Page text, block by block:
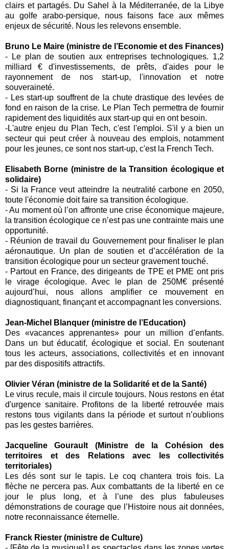
clairs et partagés. Du Sahel à la Méditerranée, de la Libye
au golfe arabo-persique, nous faisons face aux mêmes
enjeux de sécurité. Nous les relevons ensemble.
Bruno Le Maire (ministre de l’Economie et des Finances)
-
Le plan de soutien aux entreprises technologiques. 1,2
milliard € d'investissements, de prêts, d'aides pour le
rayonnement de nos start-up, l'innovation et notre
souveraineté.
- Les start-up souffrent de la chute drastique des levées de
fond en raison de la crise. Le Plan Tech permettra de fournir
rapidement des liquidités aux start-up qui en ont besoin.
-L'autre enjeu du Plan Tech, c'est l'emploi. S'il y a bien un
secteur qui peut créer à nouveau des emplois, notamment
pour les jeunes, ce sont nos start-up, c'est la French Tech.
Elisabeth Borne (ministre de la Transition écologique et
solidaire)
- Si la France veut atteindre la neutralité carbone en 2050,
toute l'économie doit faire sa transition écologique.
-Au moment où l’on affronte une crise économique majeure,
la transition écologique ce n’est pas une contrainte mais une
opportunité.
- Réunion de travail du Gouvernement pour finaliser le plan
aéronautique. Un plan de soutien et d’accélération de la
transition écologique pour un secteur gravement touché.
- Partout en France, des dirigeants de TPE et PME ont pris
le virage écologique. Avec le plan de 250M€ présenté
aujourd’hui, nous allons amplifier ce mouvement en
diagnostiquant, finançant et accompagnant les conversions.
Jean-Michel Blanquer (ministre de l’Education)
Des «vacances apprenantes» pour un million d’enfants.
Dans un but éducatif, écologique et social. En soutenant
tous les acteurs, associations, collectivités et en innovant
par des dispositifs attractifs.
Olivier Véran (ministre de la Solidarité et de la Santé)
Le virus recule, mais il circule toujours. Nous restons en état
d'urgence sanitaire. Profitons de la liberté retrouvée mais
restons tous vigilants dans la période et surtout n’oublions
pas les gestes barrières.
Jacqueline Gourault (Ministre de la Cohésion des
territoires et des Relations avec les collectivités
territoriales)
Les dés sont sur le tapis. Le coq chantera trois fois. La
flèche ne percera pas. Aux combattants de la liberté en ce
jour le plus long, et à l’une des plus fabuleuses
démonstrations de courage que l’Histoire nous ait données,
notre reconnaissance éternelle.
Franck Riester (ministre de Culture)